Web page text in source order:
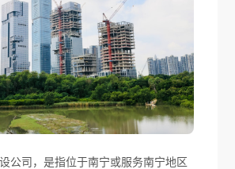
公司，是指位于南宁或服务南宁地区